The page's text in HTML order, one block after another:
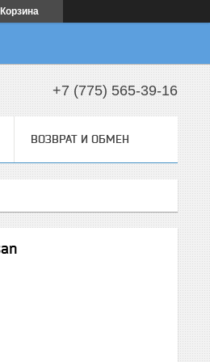
Корзина
+7 (775) 565-39-16
ВОЗВРАТ И ОБМЕН